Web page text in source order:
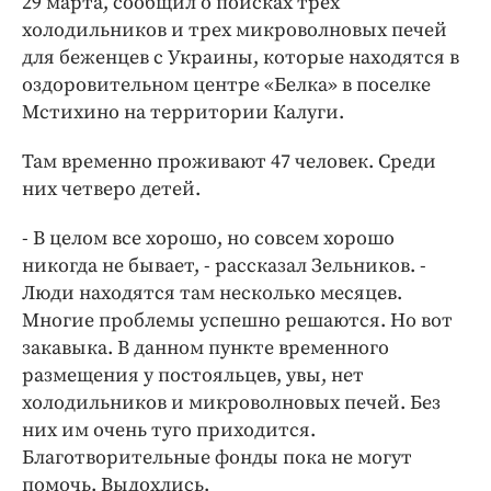
Интересное чтиво
Клиника года
Бренд года
Работодатель года
холодильников и трех микроволновых печей
для беженцев с Украины, которые находятся в
оздоровительном центре «Белка» в поселке
Мстихино на территории Калуги.
Там временно проживают 47 человек. Среди
них четверо детей.
- В целом все хорошо, но совсем хорошо
никогда не бывает, - рассказал Зельников. -
Люди находятся там несколько месяцев.
Многие проблемы успешно решаются. Но вот
закавыка. В данном пункте временного
размещения у постояльцев, увы, нет
холодильников и микроволновых печей. Без
них им очень туго приходится.
Благотворительные фонды пока не могут
помочь. Выдохлись.